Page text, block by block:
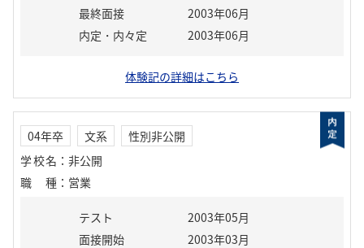
最終面接
2003年06月
内定・内々定
2003年06月
体験記の詳細はこちら
04年卒 文系
性別非公開
学校名 ： 非公開
職種 ： 営業
テスト
2003年05月
面接開始
2003年03月